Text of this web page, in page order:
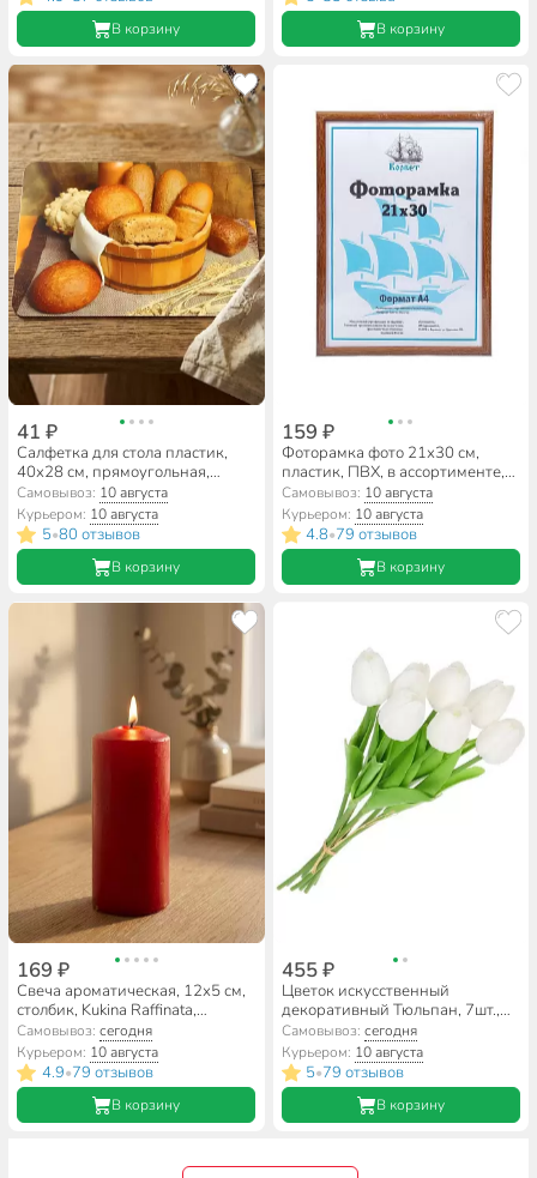
В корзину В корзину
41 ₽
Салфетка для стола пластик,
40х28 см, прямоугольная,
Корзина хлеба, PPM-01-BB/
312323
Самовывоз: 10 августа
Курьером: 10 августа
5•80 отзывов
В корзину
159 ₽
Фоторамка фото 21х30 см,
пластик, ПВХ, в ассортименте,
1302W-AS
Самовывоз: 10 августа
Курьером: 10 августа
4.8•79 отзывов
В корзину
169 ₽
Свеча ароматическая, 12х5 см,
столбик, Kukina Raffinata,
Сладкий гранат, 501290
Самовывоз:сегодня
Курьером: 10 августа
4.9•79 отзывов
В корзину
455 ₽
Цветок искусственный
декоративный Тюльпан, 7шт.,
33 см, белый, Y6-
10420/A300010
Самовывоз: сегодня
Курьером: 10 августа
5•79 отзывов
В корзину